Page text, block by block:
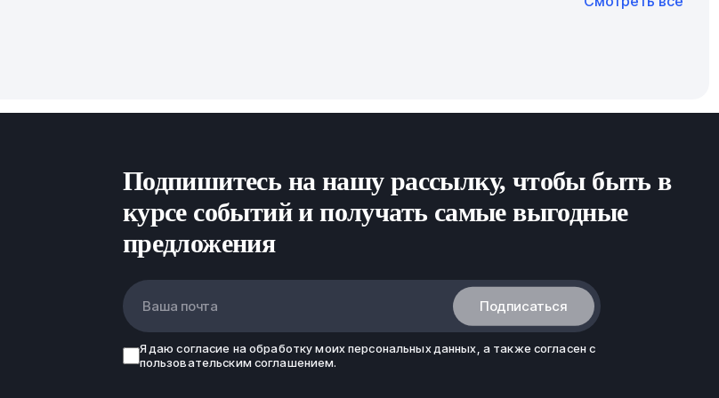
Подпишитесь на нашу рассылку, чтобы быть в
курсе событий и получать самые выгодные
предложения
Ваша почта Подписаться
Я даюсогласие на обработку моихперсональных данных, а также согласен с
пользовательским соглашением.